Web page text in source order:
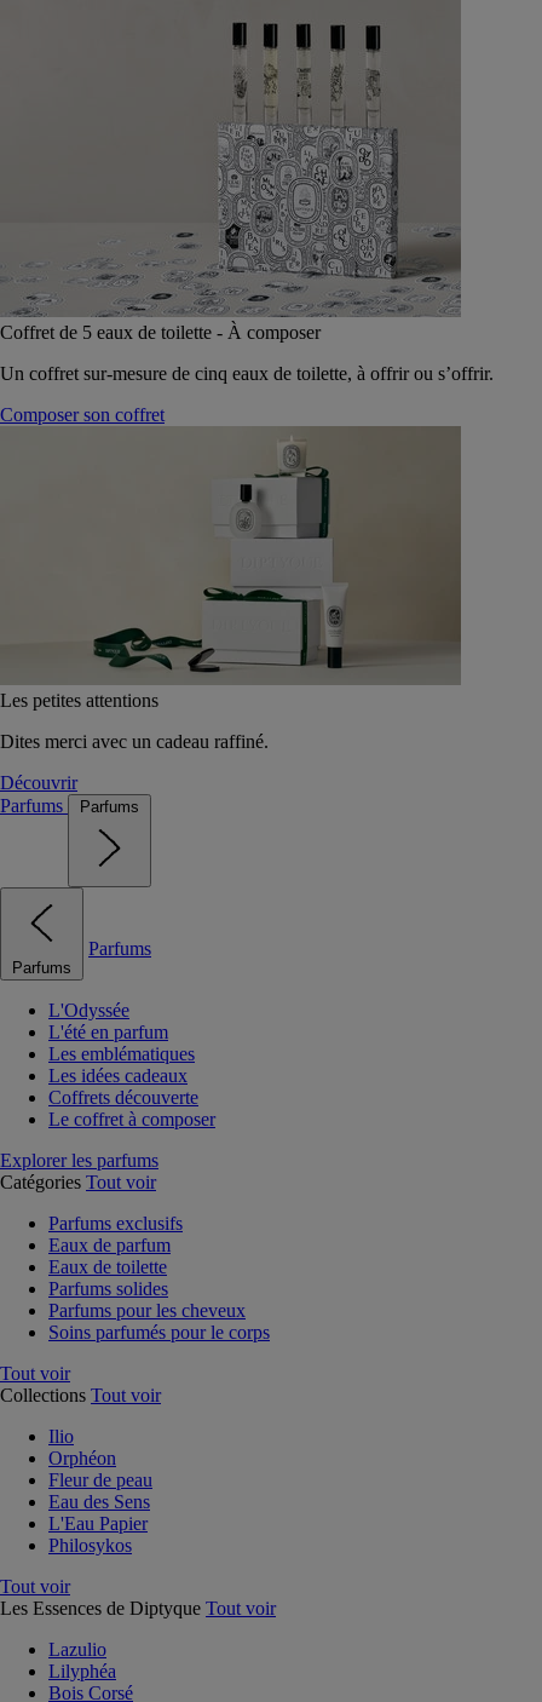
Coffret de 5 eaux de toilette - À composer
Un coffret sur-mesure de cinq eaux de toilette, à offrir ou s’offrir.
Composer son coffret
Les petites attentions
Dites merci avec un cadeau raffiné.
Découvrir
Parfums
Parfums
Parfums
Parfums
L'Odyssée
L'été en parfum
Les emblématiques
Les idées cadeaux
Coffrets découverte
Le coffret à composer
Explorer les parfums
Catégories Tout voir
Parfums exclusifs
Eaux de parfum
Eaux de toilette
Parfums solides
Parfums pour les cheveux
Soins parfumés pour le corps
Tout voir
Collections Tout voir
Ilio
Orphéon
Fleur de peau
Eau des Sens
L'Eau Papier
Philosykos
Tout voir
Les Essences de Diptyque Tout voir
Lazulio
Lilyphéa
Bois Corsé